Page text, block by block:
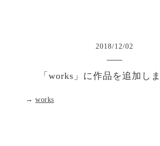
2018/12/02
「works」に作品を追加し
→ works